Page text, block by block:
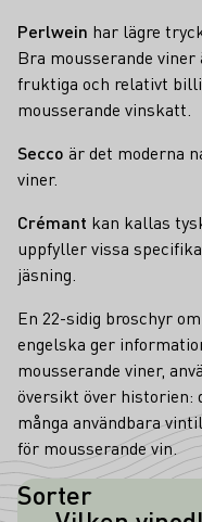
Perlwein har lägre
Bra mousserande
fruktiga och relativt
mousserande vinskatt.
Secco är det moderna
viner.
Crémant kan kallas
uppfyller vissa
jäsning.
En 22-sidig broschyr
engelska ger
mousserande viner,
översikt över historien:
många användbara
för mousserande vin.
Sorter